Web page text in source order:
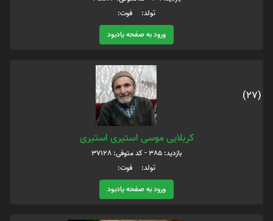
تولد: فوت:
ورود به صفحه یادبود
(27)
کربلایی موسی استیری استیری
بازدید: 385 - کد متوفی: 37128
تولد: فوت:
ورود به صفحه یادبود